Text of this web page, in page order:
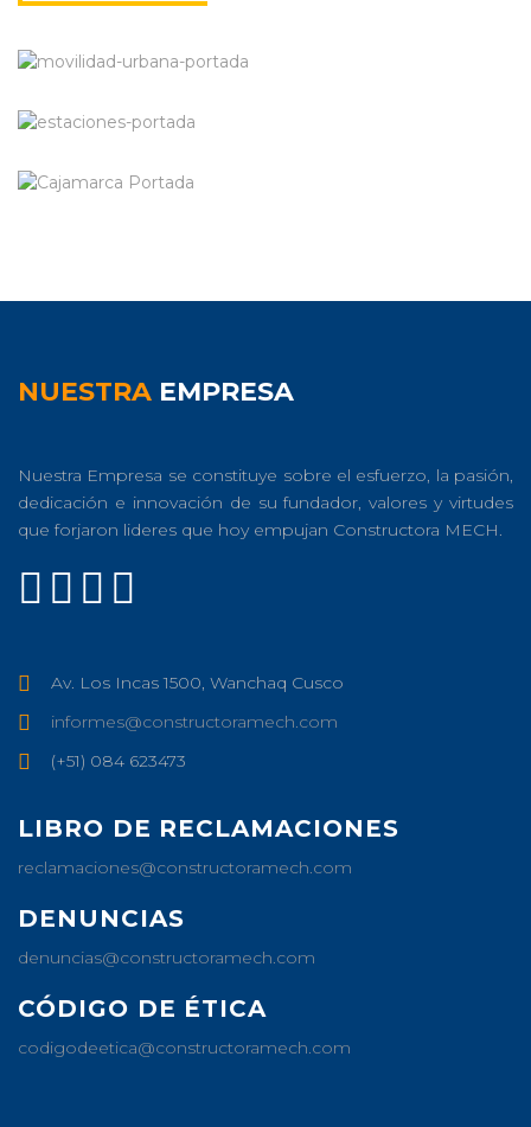
NUESTRA EMPRESA
Nuestra Empresa se constituye sobre el esfuerzo, la pasión,
dedicación e innovación de su fundador, valores y virtudes
que forjaron lideres que hoy empujan Constructora MECH.
Av. Los Incas 1500, Wanchaq Cusco
informes@constructoramech.com
(+51) 084 623473
LIBRO DE RECLAMACIONES
reclamaciones@constructoramech.com
DENUNCIAS
denuncias@constructoramech.com
CÓDIGO DE ÉTICA
codigodeetica@constructoramech.com